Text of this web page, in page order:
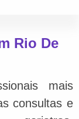
Rio De
mais
consultas e